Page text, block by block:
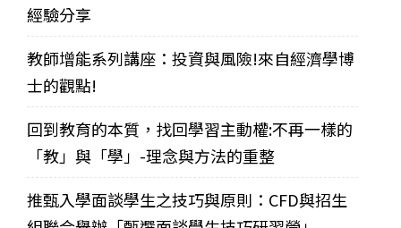
經驗分享
教師增能系列講座：投資與風險!來自經濟學博
士的觀點!
回到教育的本質，找回學習主動權:不再一樣的
「教」與「學」-理念與方法的重整
推甄入學面談學生之技巧與原則：CFD與招生